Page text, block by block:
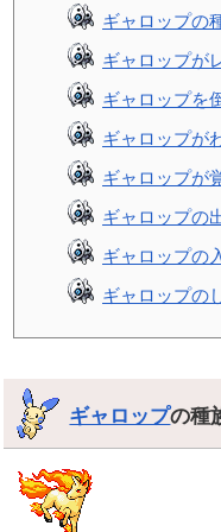
ギャロップの
ギャロップが
ギャロップを
ギャロップが
ギャロップが
ギャロップの
ギャロップの
ギャロップの
ギャロップの種